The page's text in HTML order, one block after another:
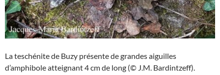
La teschénite de Buzy présente de grandes aiguilles
d’amphibole atteignant 4 cm de long (© J.M. Bardintzeff).